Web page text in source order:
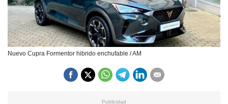
Nuevo Cupra Formentor hibrido enchufable / AM